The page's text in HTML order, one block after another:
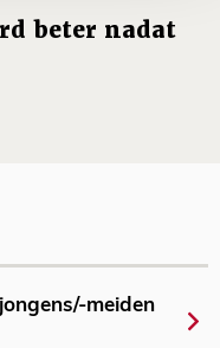
beter nadat
meiden